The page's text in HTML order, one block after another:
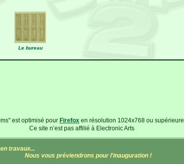
Le bureau
est optimisé pour Firefox en résolution 1024x768 ou supérieure
Ce site n’est pas affilié à Electronic Arts
Nous vous préviendrons pour l'inauguration !